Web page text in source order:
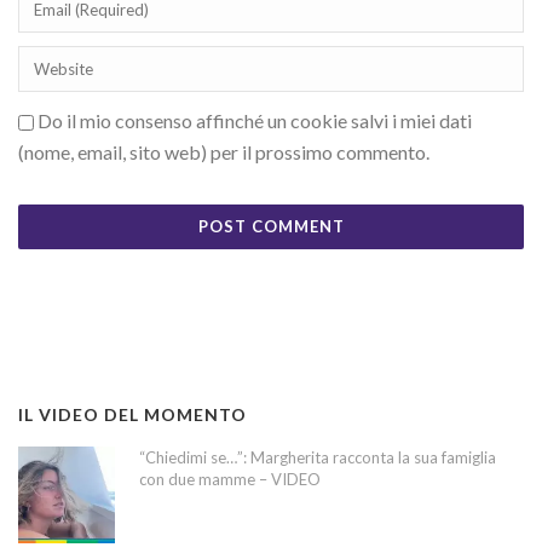
Do il mio consenso affinché un cookie salvi i miei dati
(nome, email, sito web) per il prossimo commento.
IL VIDEO DEL MOMENTO
“Chiedimi se…”: Margherita racconta la sua famiglia
con due mamme – VIDEO